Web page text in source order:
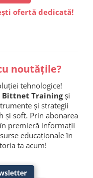
ofertă dedicată!
noutățile?
tehnologice!
Bittnet Trainingși
și strategii
și soft. Prin abonarea
premieră informații
educaționale în
ta acum!